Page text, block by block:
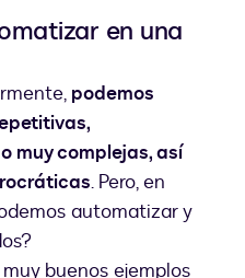
en una
podemos
muy complejas, así
. Pero, en
automatizar y
buenos ejemplos